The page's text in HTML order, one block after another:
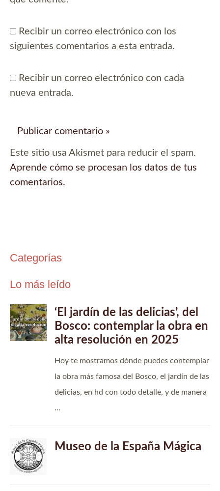
Recibir un correo electrónico con los
siguientes comentarios a esta entrada.
Recibir un correo electrónico con cada
nueva entrada.
Este sitio usa Akismet para reducir el spam.
Aprende cómo se procesan los datos de tus
comentarios.
Categorías
Lo más leído